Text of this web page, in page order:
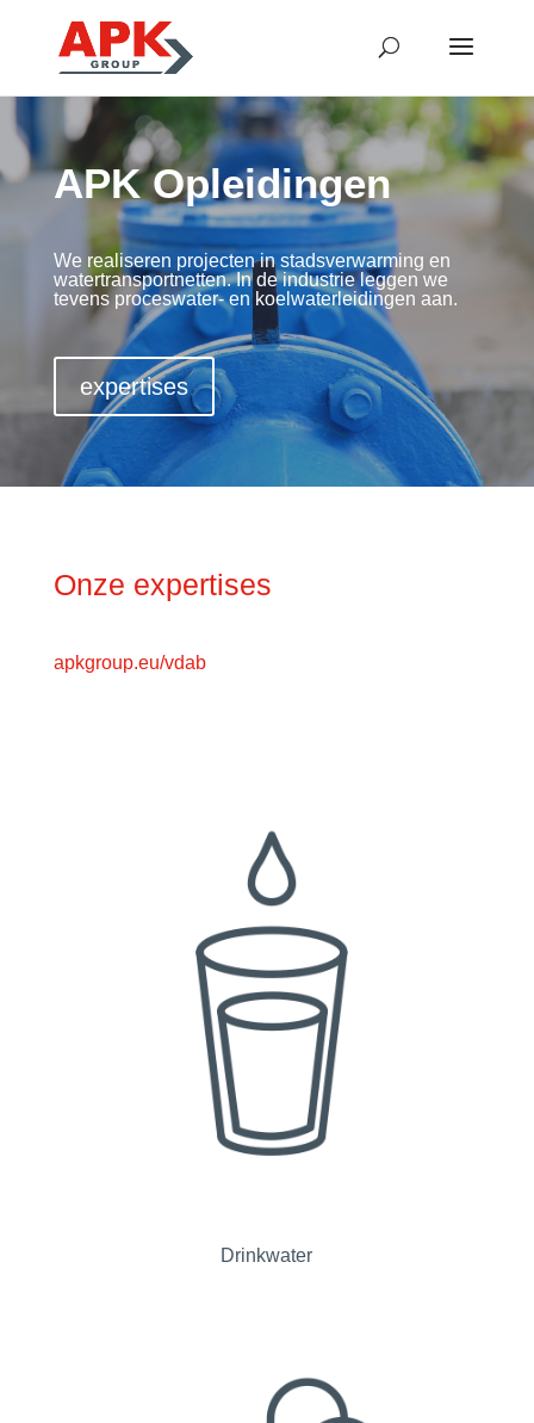
APK Opleidingen
We realiseren projecten in stadsverwarming en
watertransportnetten. In de industrie leggen we
tevens proceswater- en koelwaterleidingen aan.
expertises
Onze expertises
apkgroup.eu/vdab
Drinkwater